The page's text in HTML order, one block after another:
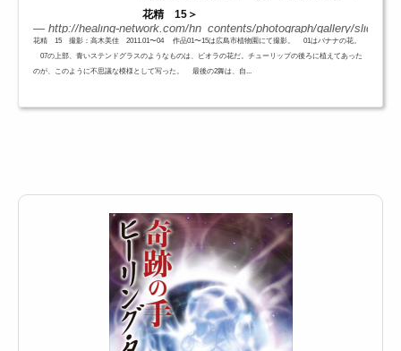
花精 15＞
http://healing-network.com/hn_contents/photograph/gallery/
花精 15 撮影：高木美佳 2011.01〜04 作品01〜15は広島市植物園にて撮影。 01はバナナの花。
07の上部、青いステンドグラスのようなものは、ビオラの花だ。チューリップの後ろに植えてあった
のが、このように不思議な模様として写った。 最後の2舞は、自...